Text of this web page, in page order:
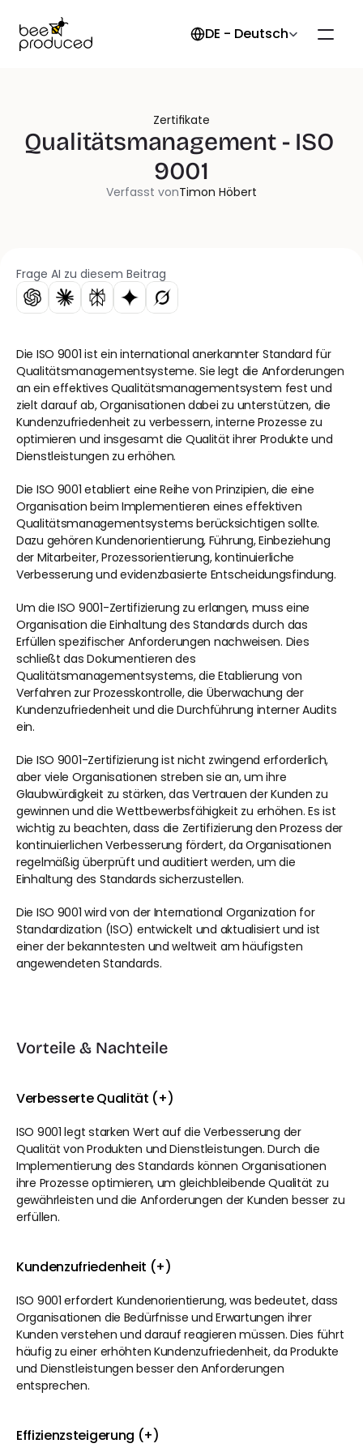
Zertifikate
Qualitätsmanagement - ISO
9001
Verfasst vonTimon Höbert
Frage AI zu diesem Beitrag
Die ISO 9001 ist ein international anerkannter Standard für
Qualitätsmanagementsysteme. Sie legt die Anforderungen
an ein effektives Qualitätsmanagementsystem fest und
zielt darauf ab, Organisationen dabei zu unterstützen, die
Kundenzufriedenheit zu verbessern, interne Prozesse zu
optimieren und insgesamt die Qualität ihrer Produkte und
Dienstleistungen zu erhöhen.
Die ISO 9001 etabliert eine Reihe von Prinzipien, die eine
Organisation beim Implementieren eines effektiven
Qualitätsmanagementsystems berücksichtigen sollte.
Dazu gehören Kundenorientierung, Führung, Einbeziehung
der Mitarbeiter, Prozessorientierung, kontinuierliche
Verbesserung und evidenzbasierte Entscheidungsfindung.
Um die ISO 9001-Zertifizierung zu erlangen, muss eine
Organisation die Einhaltung des Standards durch das
Erfüllen spezifischer Anforderungen nachweisen. Dies
schließt das Dokumentieren des
Qualitätsmanagementsystems, die Etablierung von
Verfahren zur Prozesskontrolle, die Überwachung der
Kundenzufriedenheit und die Durchführung interner Audits
ein.
Die ISO 9001-Zertifizierung ist nicht zwingend erforderlich,
aber viele Organisationen streben sie an, um ihre
Glaubwürdigkeit zu stärken, das Vertrauen der Kunden zu
gewinnen und die Wettbewerbsfähigkeit zu erhöhen. Es ist
wichtig zu beachten, dass die Zertifizierung den Prozess der
kontinuierlichen Verbesserung fördert, da Organisationen
regelmäßig überprüft und auditiert werden, um die
Einhaltung des Standards sicherzustellen.
Die ISO 9001 wird von der International Organization for
Standardization (ISO) entwickelt und aktualisiert und ist
einer der bekanntesten und weltweit am häufigsten
angewendeten Standards.
Vorteile & Nachteile
Verbesserte Qualität (+)
ISO 9001 legt starken Wert auf die Verbesserung der
Qualität von Produkten und Dienstleistungen. Durch die
Implementierung des Standards können Organisationen
ihre Prozesse optimieren, um gleichbleibende Qualität zu
gewährleisten und die Anforderungen der Kunden besser zu
erfüllen.
Kundenzufriedenheit (+)
ISO 9001 erfordert Kundenorientierung, was bedeutet, dass
Organisationen die Bedürfnisse und Erwartungen ihrer
Kunden verstehen und darauf reagieren müssen. Dies führt
häufig zu einer erhöhten Kundenzufriedenheit, da Produkte
und Dienstleistungen besser den Anforderungen
entsprechen.
Effizienzsteigerung (+)
Select Language
DE - Deutsch